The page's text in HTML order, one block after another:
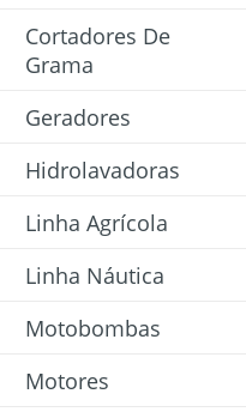
Cortadores De
Grama
Geradores
Hidrolavadoras
Linha Agrícola
Linha Náutica
Motobombas
Motores